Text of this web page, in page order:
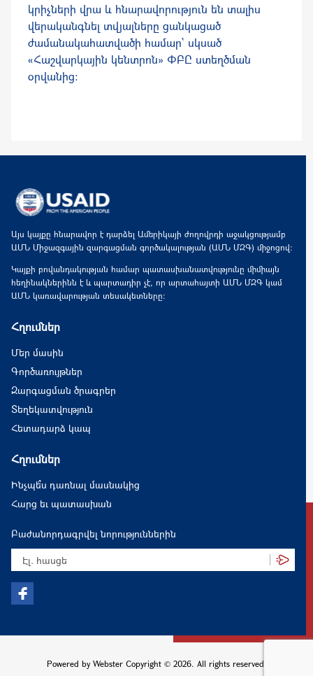
կրիչների վրա և հնարավորություն են տալիս
վերականգնել տվյալները ցանկացած
ժամանակահատվածի համար` սկսած
«Հաշվարկային կենտրոն» ՓԲԸ ստեղծման
օրվանից:
Այս կայքը հնարավոր է դարձել Ամերիկայի ժողովրդի աջակցությամբ
ԱՄՆ Միջազգային զարգացման գործակալության (ԱՄՆ ՄԶԳ) միջոցով:
Կայքի բովանդակության համար պատասխանատվությունը միմիայն
հեղինակներինն է և պարտադիր չէ, որ արտահայտի ԱՄՆ ՄԶԳ կամ
ԱՄՆ կառավարության տեսակետները:
Հղումներ
Մեր մասին
Գործառույթներ
Զարգացման ծրագրեր
Տեղեկատվություն
Հետադարձ կապ
Հղումներ
Ինչպե՞ս դառնալ մասնակից
Հարց եւ պատասխան
Բաժանորդագրվել նորություններին
Powered by Webster Copyright © 2026. All rights reserved.